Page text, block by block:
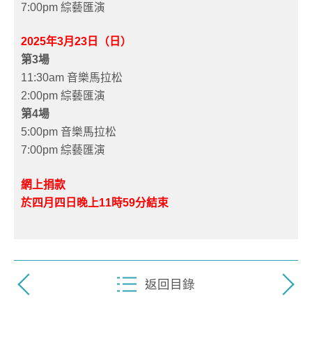
7:00pm 綜藝匯演
2025年3月23日（日）
第3場
11:30am 音樂馬拉松
2:00pm 綜藝匯演
第4場
5:00pm 音樂馬拉松
7:00pm 綜藝匯演
網上捐款
於四月四日晚上11時59分結束
返回目錄